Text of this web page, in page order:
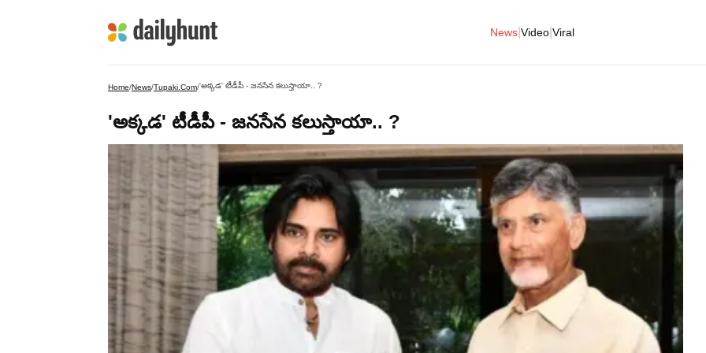
News Video Viral
Home/News/Tupaki.com/'అక్కడ' టీడీపీ - జనసేన కలుస్తాయా.. ?
'అక్కడ' టీడీపీ - జనసేన కలుస్తాయా.. ?